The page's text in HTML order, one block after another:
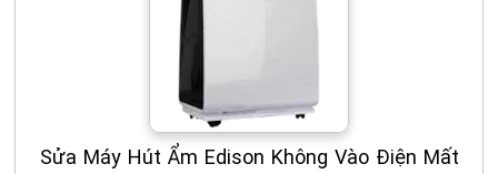
Sửa Máy Hút Ẩm Edison Không Vào Điện Mất